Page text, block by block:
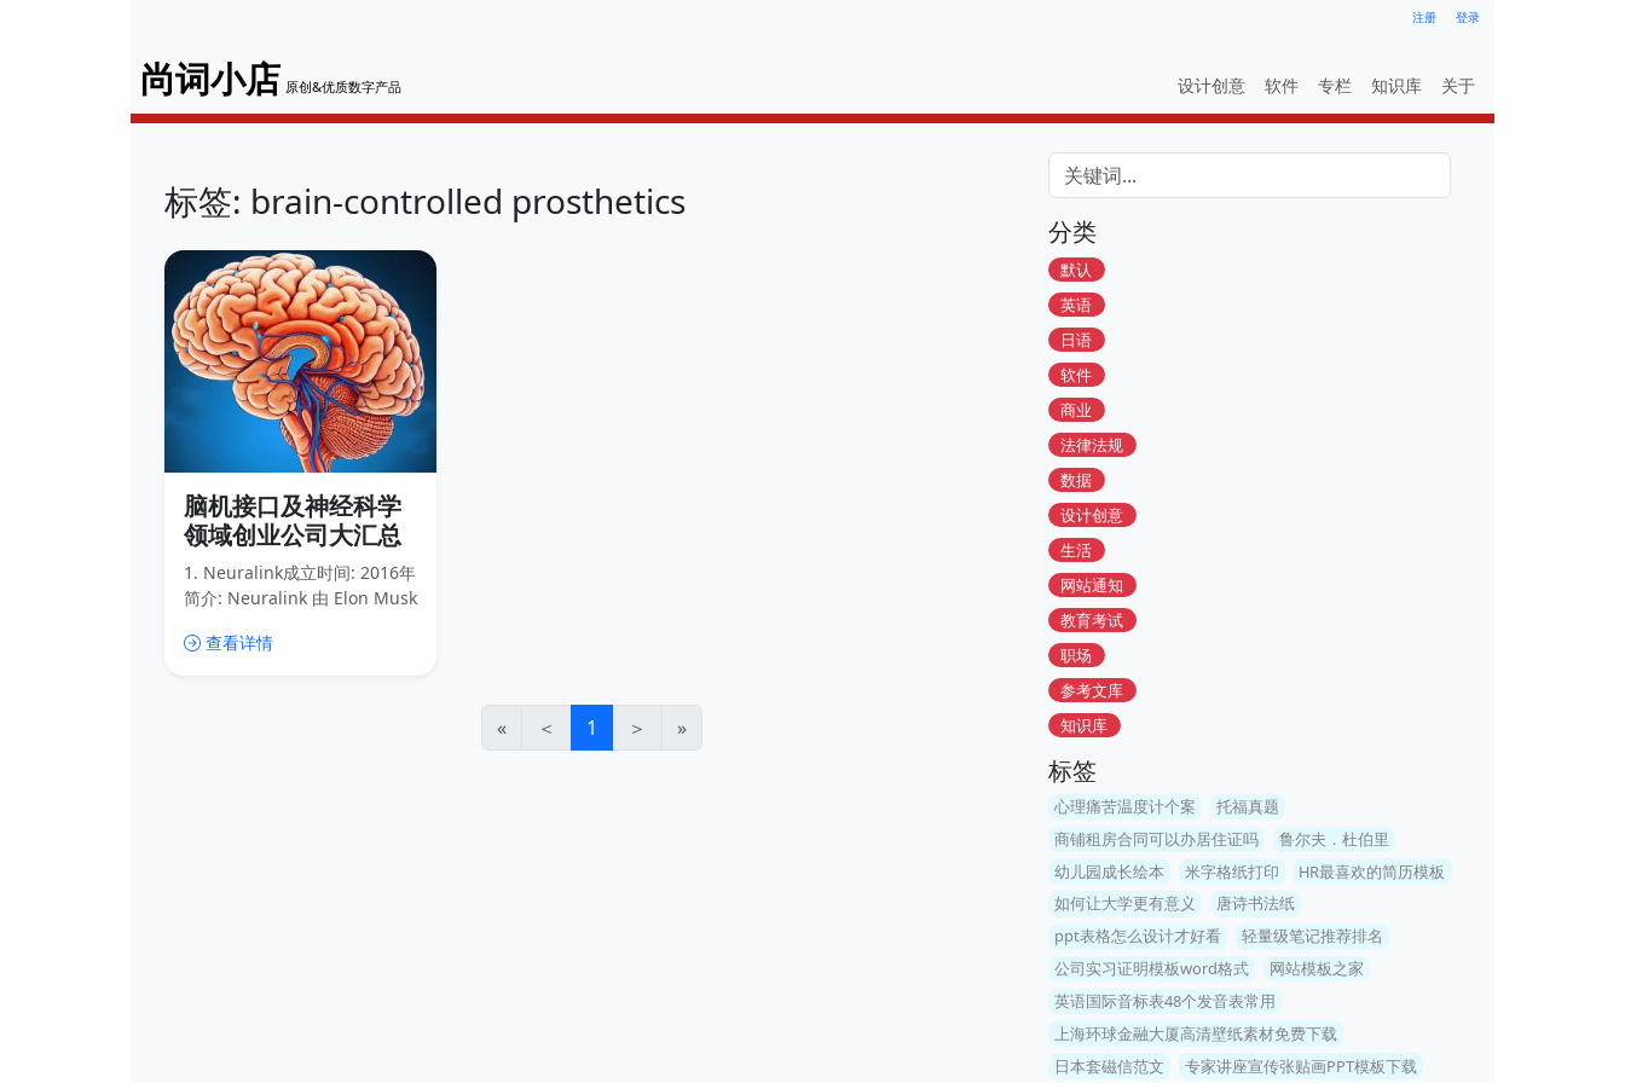
注册 登录
尚词小店 原创&优质数字产品 设计创意 软件 专栏 知识库 关于
标签: brain-controlled prosthetics
脑机接口及神经科学
领域创业公司大汇总
1. Neuralink成立时间: 2016年
简介: Neuralink 由 Elon Musk
术。公司致力于通过植入式设
查看详情
« ＜ 1 ＞ »
分类
默认
英语
日语
软件
商业
法律法规
数据
设计创意
生活
网站通知
教育考试
职场
参考文库
知识库
标签
心理痛苦温度计个案
托福真题
商铺租房合同可以办居住证吗
鲁尔夫．杜伯里
幼儿园成长绘本
米字格纸打印
HR最喜欢的简历模板
如何让大学更有意义
唐诗书法纸
ppt表格怎么设计才好看
轻量级笔记推荐排名
公司实习证明模板word格式
网站模板之家
英语国际音标表48个发音表常用
上海环球金融大厦高清壁纸素材免费下载
日本套磁信范文
专家讲座宣传张贴画PPT模板下载